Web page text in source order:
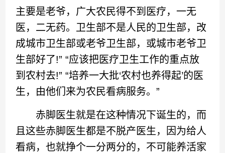
主要是老爷，广大农民得不到医疗，一无
医，二无药。卫生部不是人民的卫生部，改
成城市卫生部或老爷卫生部，或城市老爷卫
生部好了!” “应该把医疗卫生工作的重点放
到农村去!” “培养一大批‘农村也养得起’的医
生，由他们来为农民看病服务。”
赤脚医生就是在这种情况下诞生的，而
且这些赤脚医生都是不脱产医生，因为给人
看病，也就挣个一分两分的，不可能养活家